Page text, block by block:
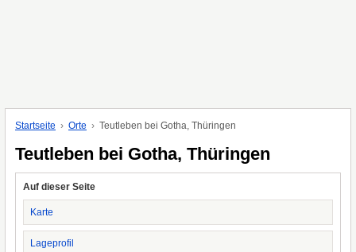
Startseite Orte Teutleben bei Gotha, Thüringen
Teutleben bei Gotha, Thüringen
Auf dieser Seite
Karte
Lageprofil